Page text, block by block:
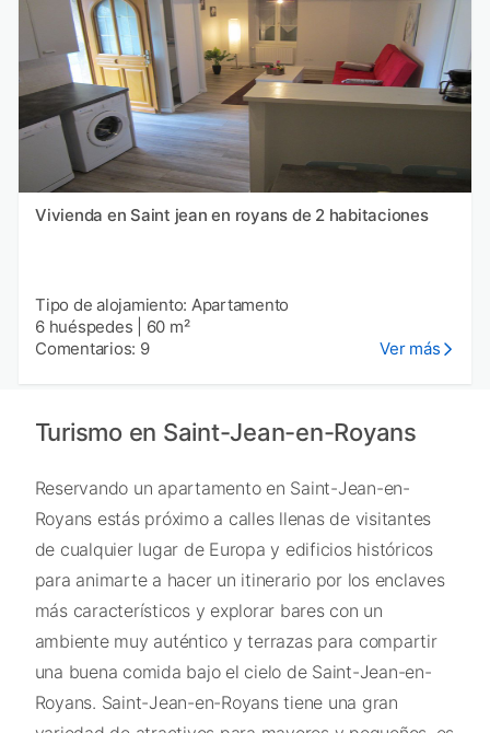
Vivienda en Saint jean en royans de 2 habitaciones
Tipo de alojamiento: Apartamento
6 huéspedes
60 m²
Comentarios: 9
Ver más
Turismo en Saint-Jean-en-Royans
Reservando un apartamento en Saint-Jean-en-
Royans estás próximo a calles llenas de visitantes
de cualquier lugar de Europa y edificios históricos
para animarte a hacer un itinerario por los enclaves
más característicos y explorar bares con un
ambiente muy auténtico y terrazas para compartir
una buena comida bajo el cielo de Saint-Jean-en-
Royans. Saint-Jean-en-Royans tiene una gran